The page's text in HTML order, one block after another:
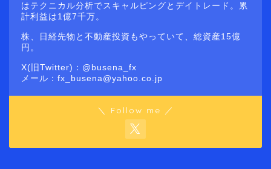
はテクニカル分析でスキャルピングとデイトレード。累
計利益は1億7千万。
株、日経先物と不動産投資もやっていて、総資産15億
円。
X(旧Twitter)：@busena_fx
メール：fx_busena@yahoo.co.jp
＼ Follow me ／